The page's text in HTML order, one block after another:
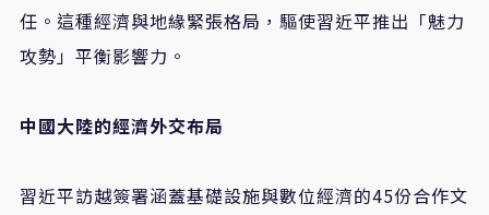
任。這種經濟與地緣緊張格局，驅使習近平推出「魅力
攻勢」平衡影響力。
中國大陸的經濟外交布局
習近平訪越簽署涵蓋基礎設施與數位經濟的45份合作文